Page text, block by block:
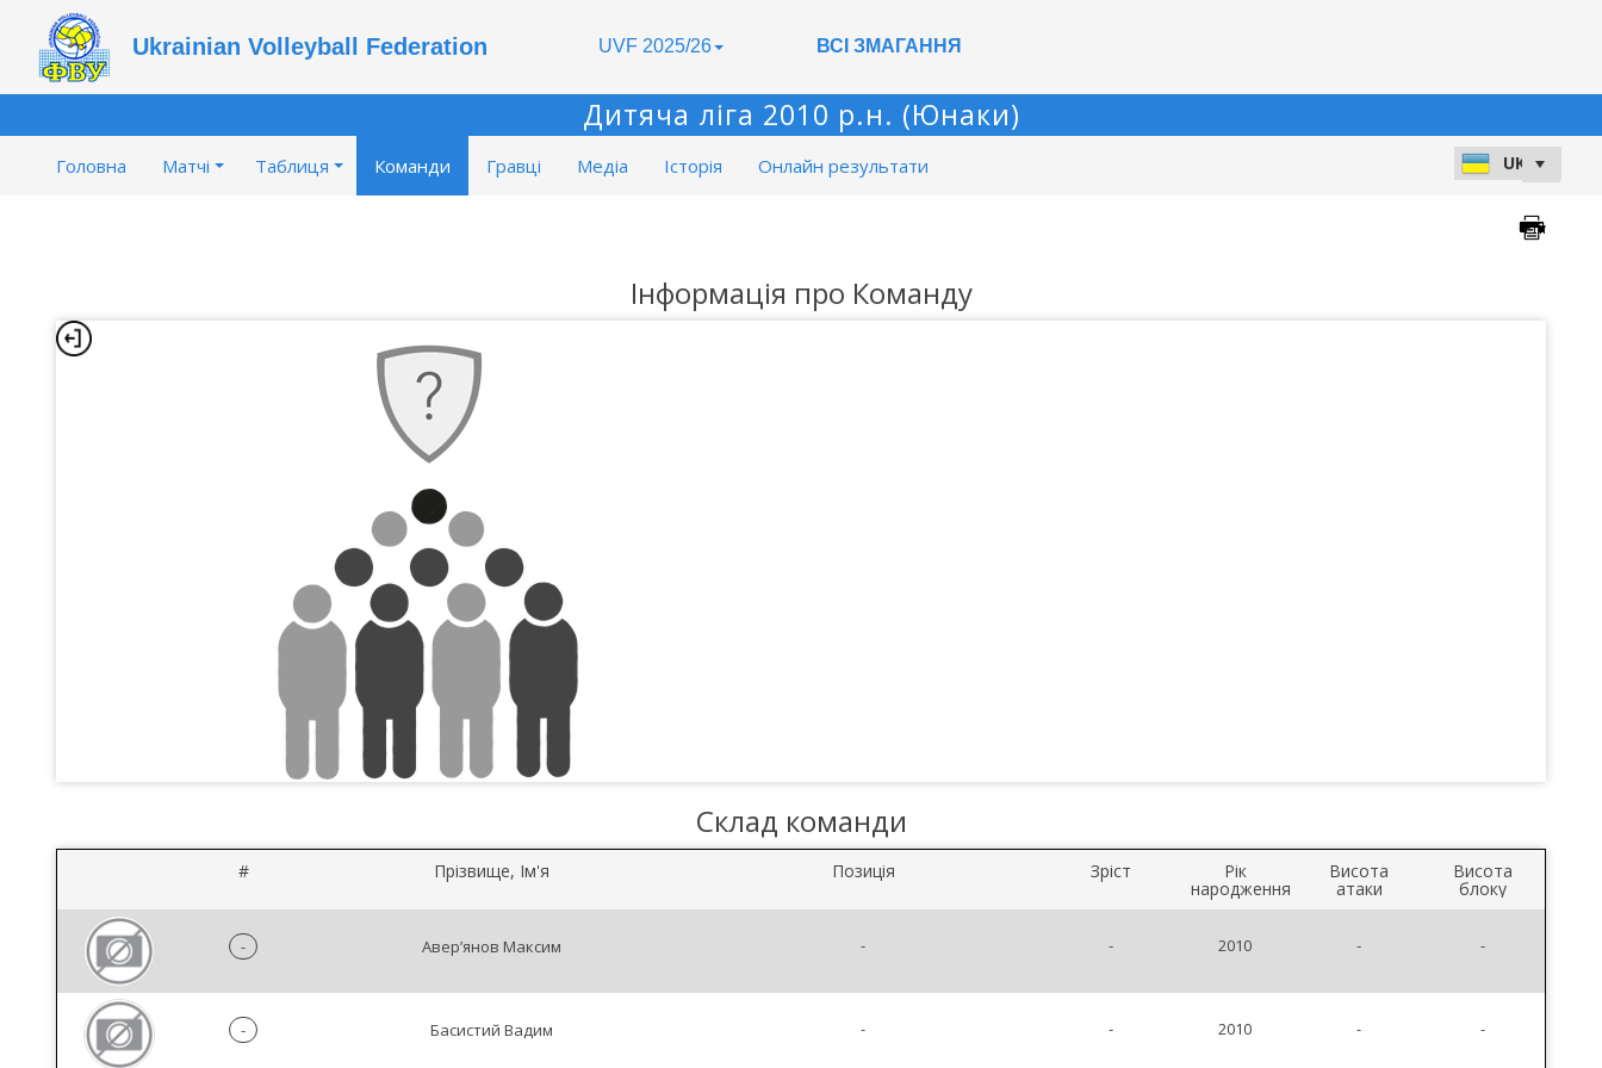
Ukrainian Volleyball Federation UVF 2025/26 ВСІ ЗМАГАННЯ
Дитяча ліга 2010 р.н. (Юнаки)
Головна Матчі Таблиця Команди Гравці Медіа Історія Онлайн результати
Інформація про Команду
Склад команди
# Прізвище, Ім'я Позиція Зріст Рік
народження
Висота
атаки
Висота
блоку
- Авер’янов Максим - - 2010 - -
- Басистий Вадим - - 2010 - -